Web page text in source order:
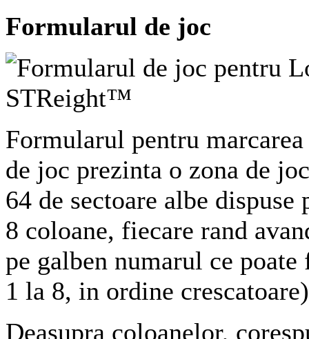
Formularul de joc
Formularul pentru
de joc prezinta o zona de
64 de sectoare albe dispuse
8 coloane, fiecare rand
pe galben numarul ce
1 la 8, in ordine
Deasupra coloanelor,